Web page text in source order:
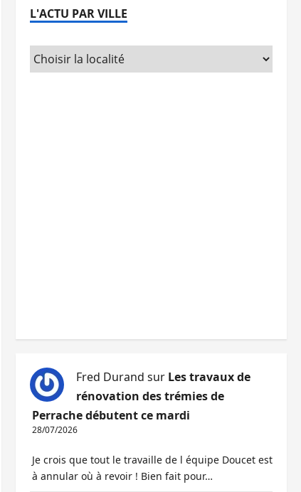
L'ACTU PAR VILLE
Fred Durand sur Les travaux de
rénovation des trémies de
Perrache débutent ce mardi
28/07/2026
Je crois que tout le travaille de l équipe Doucet est
à annular où à revoir ! Bien fait pour…